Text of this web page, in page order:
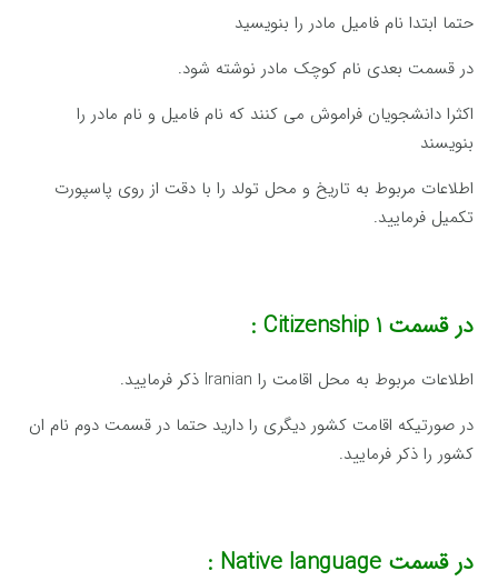
حتما ابتدا نام فامیل مادر را بنویسید
در قسمت بعدی نام کوچک مادر نوشته شود.
اکثرا دانشجویان فراموش می کنند که نام فامیل و نام مادر را
بنویسند
اطلاعات مربوط به تاریخ و محل تولد را با دقت از روی پاسپورت
تکمیل فرمایید.
در قسمت Citizenship 1 :
اطلاعات مربوط به محل اقامت را Iranian ذکر فرمایید.
در صورتیکه اقامت کشور دیگری را دارید حتما در قسمت دوم نام ان
کشور را ذکر فرمایید.
در قسمت Native language :